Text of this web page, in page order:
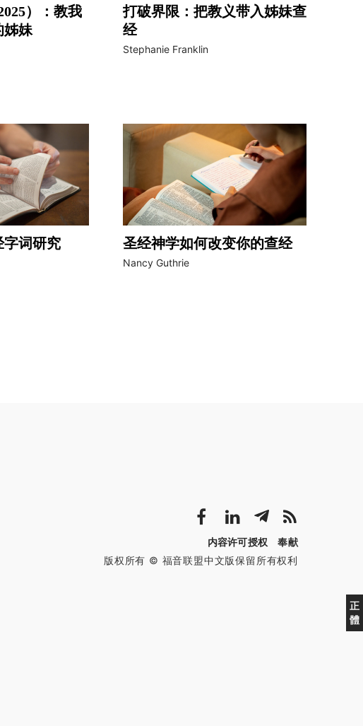
）：教我
姊妹
打破界限：把教义带入姊妹查
经
Stephanie Franklin
字词研究 圣经神学如何改变你的查经
Nancy Guthrie
正
體
内容许可授权
奉献
版权所有 © 福音联盟中文版保留所有权利